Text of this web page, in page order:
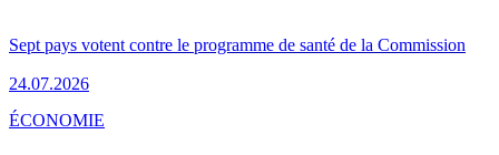
Sept pays votent contre le programme de santé de la Commission
24.07.2026
ÉCONOMIE